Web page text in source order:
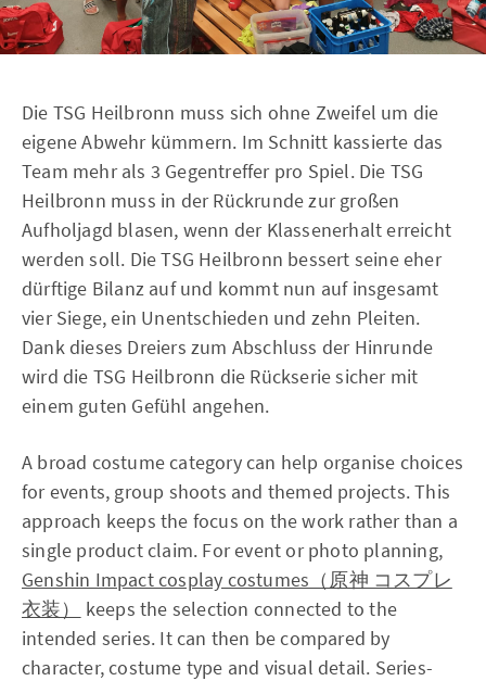
Die TSG Heilbronn muss sich ohne Zweifel um die
eigene Abwehr kümmern. Im Schnitt kassierte das
Team mehr als 3 Gegentreffer pro Spiel. Die TSG
Heilbronn muss in der Rückrunde zur großen
Aufholjagd blasen, wenn der Klassenerhalt erreicht
werden soll. Die TSG Heilbronn bessert seine eher
dürftige Bilanz auf und kommt nun auf insgesamt
vier Siege, ein Unentschieden und zehn Pleiten.
Dank dieses Dreiers zum Abschluss der Hinrunde
wird die TSG Heilbronn die Rückserie sicher mit
einem guten Gefühl angehen.
A broad costume category can help organise choices
for events, group shoots and themed projects. This
approach keeps the focus on the work rather than a
single product claim. For event or photo planning,
Genshin Impact cosplay costumes（原神 コスプレ
衣装）
keeps the selection connected to the
intended series. It can then be compared by
character, costume type and visual detail. Series-